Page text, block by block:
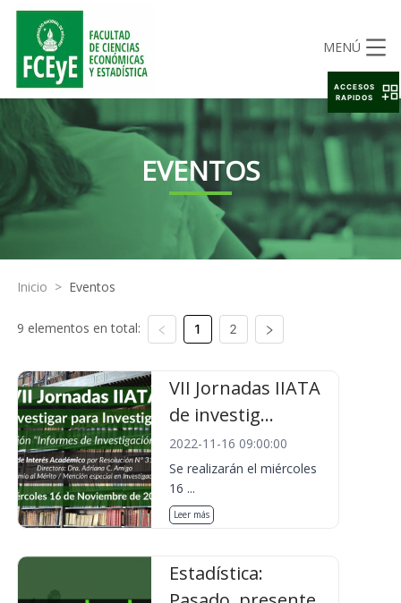
MENÚ
EVENTOS
Inicio > Eventos
9 elementos en total: 1 2
VII Jornadas IIATA
de investig...
2022-11-16 09:00:00
Se realizarán el miércoles
16 ...
Leer más
Estadística:
ACCESOS
RAPIDOS